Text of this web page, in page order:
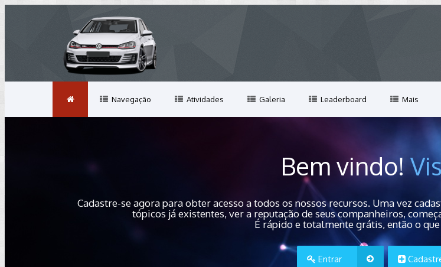
Navegação Atividades Galeria Leaderboard Mais
Bem vindo!
Cadastre-se agora para obter acesso a todos os nossos recursos. Uma vez
tópicos já existentes, ver a reputação de seus companheiros,
É rápido e totalmente grátis, então o
Entrar